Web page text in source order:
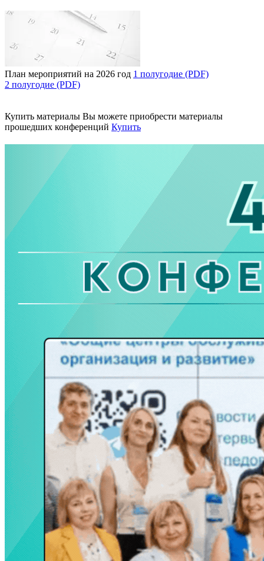
План мероприятий на 2026 год 1 полугодие (PDF)
2 полугодие (PDF)
Купить материалы Вы можете приобрести материалы
прошедших конференций Купить